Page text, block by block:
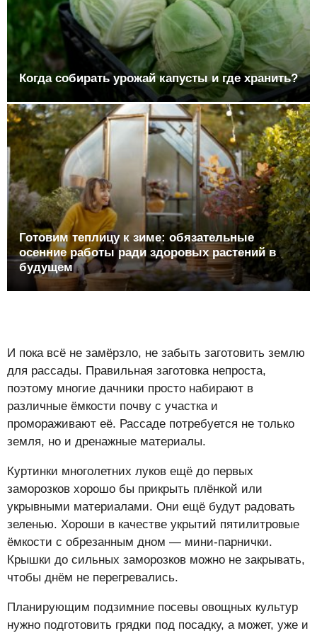
Когда собирать урожай капусты и где хранить?
Готовим теплицу к зиме: обязательные
осенние работы ради здоровых растений в
будущем
И пока всё не замёрзло, не забыть заготовить землю
для рассады. Правильная заготовка непроста,
поэтому многие дачники просто набирают в
различные ёмкости почву с участка и
промораживают её. Рассаде потребуется не только
земля, но и дренажные материалы.
Куртинки многолетних луков ещё до первых
заморозков хорошо бы прикрыть плёнкой или
укрывными материалами. Они ещё будут радовать
зеленью. Хороши в качестве укрытий пятилитровые
ёмкости с обрезанным дном — мини-парнички.
Крышки до сильных заморозков можно не закрывать,
чтобы днём не перегревались.
Планирующим подзимние посевы овощных культур
нужно подготовить грядки под посадку, а может, уже и